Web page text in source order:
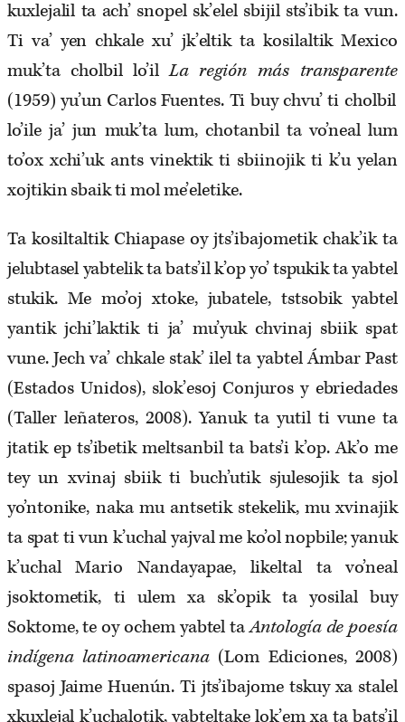
kuxlejalil ta ach’ snopel sk’elel sbijil sts’ibik ta vun.
Ti va’ yen chkale xu’ jk’eltik ta kosilaltik Mexico
muk’ta cholbil lo’ilLa región más transparente
(1959) yu’un Carlos Fuentes. Ti buy chvu’ ti cholbil
lo’ile ja’ jun muk’ta lum, chotanbil ta vo’neal lum
to’ox xchi’uk ants vinektik ti sbiinojik ti k’u yelan
xojtikin sbaik ti mol me’eletike.
Ta kosiltaltik Chiapase oy jts’ibajometik chak’ik ta
jelubtasel yabtelik ta bats’il k’op yo’ tspukik ta yabtel
stukik. Me mo’oj xtoke, jubatele, tstsobik yabtel
yantik jchi’laktik ti ja’ mu’yuk chvinaj sbiik spat
vune. Jech va’ chkale stak’ ilel ta yabtel Ámbar Past
(Estados Unidos), slok’esoj Conjuros y ebriedades
(Taller leñateros, 2008). Yanuk ta yutil ti vune ta
jtatik ep ts’ibetik meltsanbil ta bats’i k’op. Ak’o me
tey un xvinaj sbiik ti buch’utik sjulesojik ta sjol
yo’ntonike, naka mu antsetik stekelik, mu xvinajik
ta spat ti vun k’uchal yajval me ko’ol nopbile; yanuk
k’uchal Mario Nandayapae, likeltal ta vo’neal
jsoktometik, ti ulem xa sk’opik ta yosilal buy
Soktome, te oy ochem yabtel taAntología de poesía
indígena latinoamericana(Lom Ediciones, 2008)
spasoj Jaime Huenún. Ti jts’ibajome tskuy xa stalel
xkuxlejal k’uchalotik, yabteltake lok’em xa ta bats’il